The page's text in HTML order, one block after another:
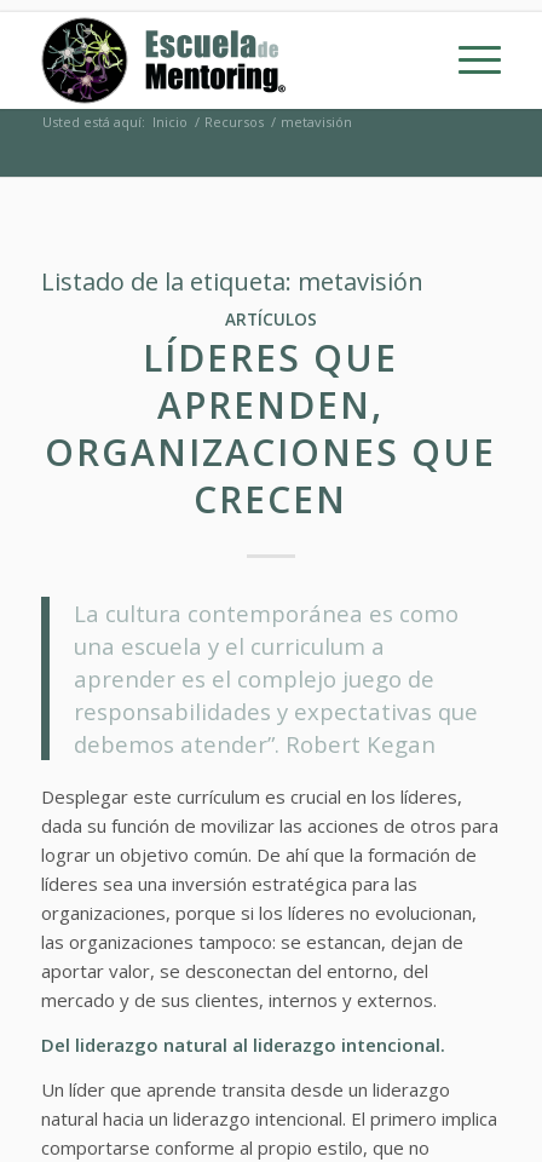
Usted está aquí: Inicio / Recursos / metavisión
Listado de la etiqueta: metavisión
ARTÍCULOS
LÍDERES QUE
APRENDEN,
ORGANIZACIONES QUE
CRECEN
La cultura contemporánea es como
una escuela y el curriculum a
aprender es el complejo juego de
responsabilidades y expectativas que
debemos atender”. Robert Kegan
Desplegar este currículum es crucial en los líderes,
dada su función de movilizar las acciones de otros para
lograr un objetivo común. De ahí que la formación de
líderes sea una inversión estratégica para las
organizaciones, porque si los líderes no evolucionan,
las organizaciones tampoco: se estancan, dejan de
aportar valor, se desconectan del entorno, del
mercado y de sus clientes, internos y externos.
Del liderazgo natural al liderazgo intencional.
Un líder que aprende transita desde un liderazgo
natural hacia un liderazgo intencional. El primero implica
comportarse conforme al propio estilo, que no